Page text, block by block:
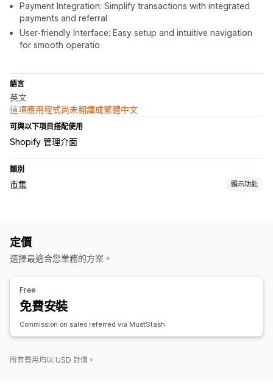
Payment Integration: Simplify transactions with integrated
payments and referral
User-friendly Interface: Easy setup and intuitive navigation
for smooth operatio
語言
英文
這項應用程式尚未翻譯成繁體中文
可與以下項目搭配使用
Shopify 管理介面
類別
市集 顯示功能
定價
選擇最適合您業務的方案。
Free
免費安裝
Commission on sales referred via MustStash
所有費用均以 USD 計價。